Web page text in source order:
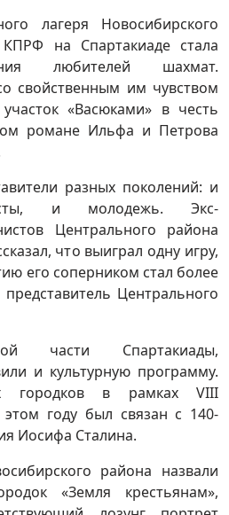
лагеря Новосибирского
на Спартакиаде стала
любителей шахмат.
свойственным им чувством
«Васюками» в честь
романе Ильфа и Петрова
разных поколений: и
и молодежь. Экс-
Центрального района
что выиграл одну игру,
его соперником стал более
Центрального
части Спартакиады,
и культурную программу.
городков в рамках VIII
году был связан с 140-
Иосифа Сталина.
района назвали
«Земля крестьянам»,